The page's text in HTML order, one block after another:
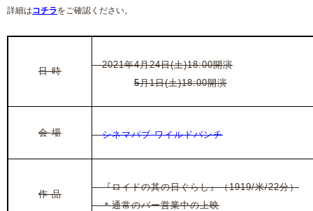
詳細はコチラをご確認ください。
日 時
2021年4月24日(土)18:00開演
5月1日(土)18:00開演
会 場 シネマパブ ワイルドバンチ
作 品
『ロイドの其の日ぐらし』（1919/米/22分）
＊通常のバー営業中の上映